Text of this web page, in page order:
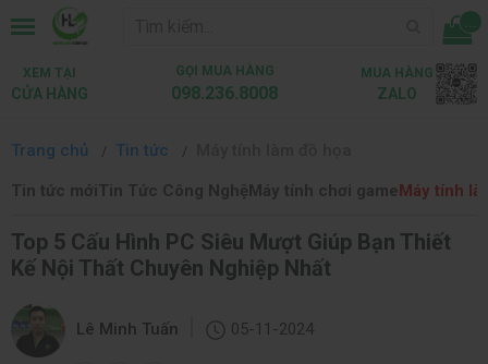
...
XEM TẠI
CỬA HÀNG
GỌI MUA HÀNG
098.236.8008
MUA HÀNG
ZALO
Trang chủ Tin tức
Tin tức mớiTin Tức Công NghệMáy tính chơi gameMáy tính
Top 5 Cấu Hình PC Siêu Mượt Giúp Bạn Thiết
Kế Nội Thất Chuyên Nghiệp Nhất
Lê Minh Tuấn 05-11-2024